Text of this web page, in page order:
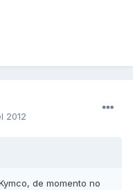
2012
de momento no